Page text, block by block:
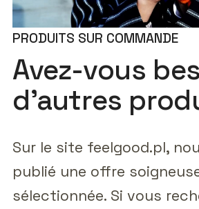
PRODUITS SUR COMMANDE
Avez-vous
d'autres
Sur le site feelgood.pl,
publié une offre
sélectionnée. Si vous